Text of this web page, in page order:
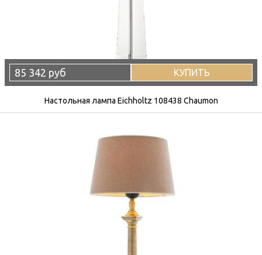
85 342 руб КУПИТЬ
Настольная лампа Eichholtz 108438 Chaumon